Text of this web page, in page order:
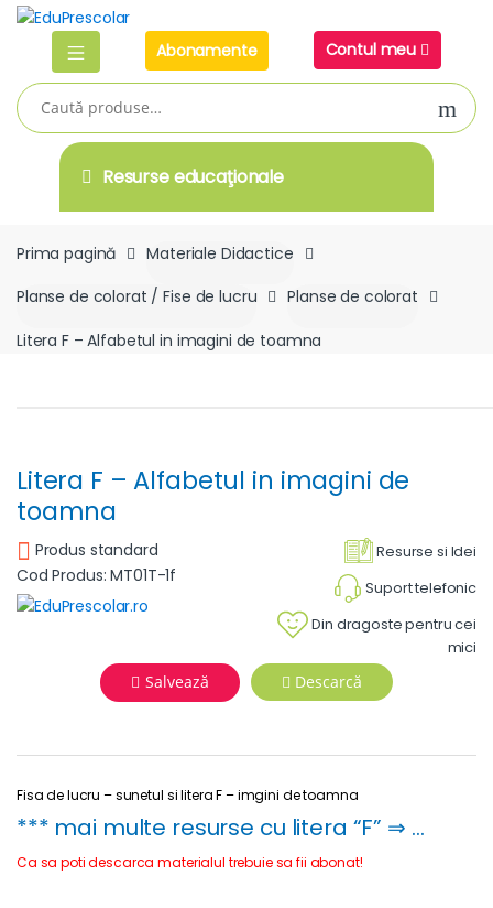
Skip
navigation
Skip
Abonamente
Contul meu
Caută
după:
Resurse educaţionale
Prima pagină
Materiale Didactice
Planse de colorat / Fise de lucru
Planse de colorat
Litera F – Alfabetul in imagini de toamna
Litera F – Alfabetul in imagini de
toamna
Resurse si Idei
Suport telefonic
Din dragoste pentru cei
mici
Produs standard
Cod Produs: MT01T-1f
Salvează Descarcă
Fisa de lucru – sunetul si litera F – imgini de toamna
*** mai multe resurse cu litera “F” ⇒ …
Ca sa poti descarca materialul trebuie sa fii abonat!